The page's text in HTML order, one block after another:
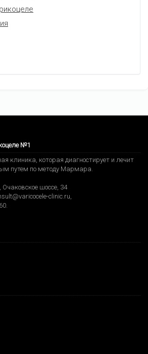
№1
клиника, которая диагностирует и лечит
путем по методу Мармара.
Очаковское шоссе, 34
clinic.ru